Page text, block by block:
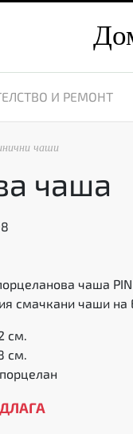
И РЕМОНТ
чаши
чаша
чаша
смачкани чаши
см.
см.